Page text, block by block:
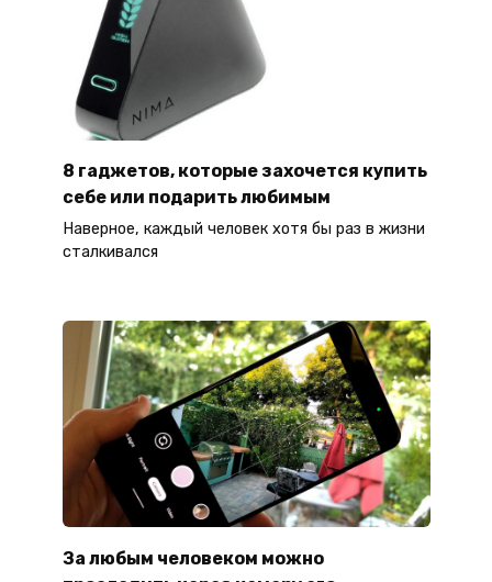
8 гаджетов, которые захочется купить
себе или подарить любимым
Наверное, каждый человек хотя бы раз в жизни
сталкивался
За любым человеком можно